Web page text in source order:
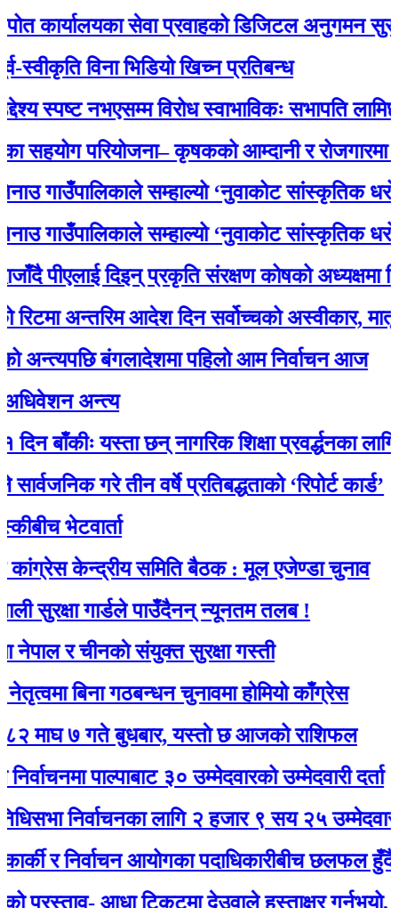
सेवा प्रवाहको डिजिटल अनुगमन सुरु, मन्त्री
विना भिडियो खिच्न प्रतिबन्ध
नभएसम्म विरोध स्वाभाविकः सभापति लामिछाने
परियोजना– कृषकको आम्दानी र रोजगारमा ठूलो
सम्हाल्यो ‘नुवाकोट सांस्कृतिक धरोहर
सम्हाल्यो ‘नुवाकोट सांस्कृतिक धरोहर
दिइन् प्रकृति संरक्षण कोषको अध्यक्षमा नियुक्ति
अन्तरिम आदेश दिन सर्वोच्चको अस्वीकार, मातृका
बंगलादेशमा पहिलो आम निर्वाचन आज
अन्त्य
यस्ता छन् नागरिक शिक्षा प्रवर्द्धनका लागि
गरे तीन वर्षे प्रतिबद्धताको ‘रिपोर्ट कार्ड’
भेटवार्ता
केन्द्रीय समिति बैठक : मूल एजेण्डा चुनाव
गार्डले पाउँदैनन् न्यूनतम तलब !
र चीनकाे संयुक्त सुरक्षा गस्ती
बिना गठबन्धन चुनावमा होमियो काँग्रेस
७ गते बुधबार, यस्ताे छ आजको राशिफल
पाल्पाबाट ३० उम्मेदवारको उम्मेदवारी दर्ता
निर्वाचनका लागि २ हजार ९ सय २५ उम्मेदवारले
र निर्वाचन आयोगका पदाधिकारीबीच छलफल हुँदै
आधा टिकटमा देउवाले हस्ताक्षर गर्नुभयो, बाँकी